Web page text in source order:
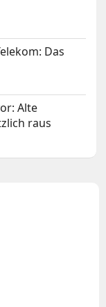
Das
Alte
raus